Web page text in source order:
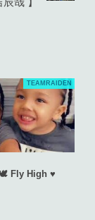
TEAMRAIDEN
Fly High ♥️